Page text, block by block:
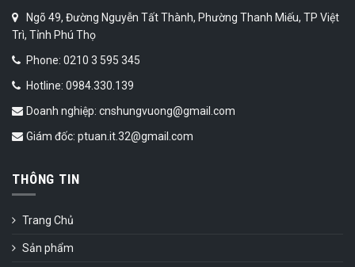
Ngõ 49, Đường Nguyễn Tất Thành, Phường Thanh Miếu, TP Việt
Trì, Tỉnh Phú Thọ
Phone: 0210 3 595 345
Hotline: 0984.330.139
Doanh nghiệp: cnshungvuong@gmail.com
Giám đốc: ptuan.it.32@gmail.com
THÔNG TIN
Trang Chủ
Sản phẩm